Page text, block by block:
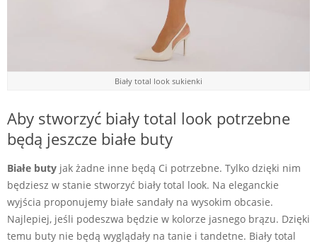
Biały total look sukienki
Aby stworzyć biały total look potrzebne
będą jeszcze białe buty
Białe buty jak żadne inne będą Ci potrzebne. Tylko dzięki nim
będziesz w stanie stworzyć biały total look. Na eleganckie
wyjścia proponujemy białe sandały na wysokim obcasie.
Najlepiej, jeśli podeszwa będzie w kolorze jasnego brązu. Dzięki
temu buty nie będą wyglądały na tanie i tandetne. Biały total